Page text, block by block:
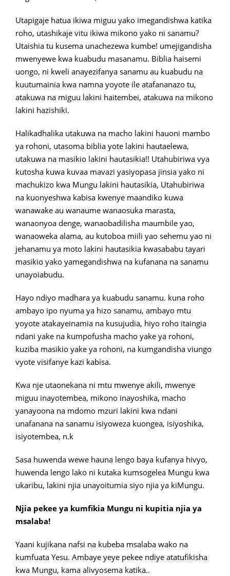
Utapigaje hatua ikiwa miguu yako imegandishwa katika
roho, utashikaje vitu ikiwa mikono yako ni sanamu?
Utaishia tu kusema unachezewa kumbe! umejigandisha
mwenyewe kwa kuabudu masanamu. Biblia haisemi
uongo, ni kweli anayezifanya sanamu au kuabudu na
kuutumainia kwa namna yoyote ile atafananazo tu,
atakuwa na miguu lakini haitembei, atakuwa na mikono
lakini hazishiki.
Halikadhalika utakuwa na macho lakini hauoni mambo
ya rohoni, utasoma biblia yote lakini hautaelewa,
utakuwa na masikio lakini hautasikia!! Utahubiriwa vya
kutosha kuwa kuvaa mavazi yasiyopasa jinsia yako ni
machukizo kwa Mungu lakini hautasikia, Utahubiriwa
na kuonyeshwa kabisa kwenye maandiko kuwa
wanawake au wanaume wanaosuka marasta,
wanaonyoa denge, wanaobadilisha maumbile yao,
wanaoweka alama, au kutoboa miili yao sehemu yao ni
jehanamu ya moto lakini hautasikia kwasababu tayari
masikio yako yamegandishwa na kufanana na sanamu
unayoiabudu.
Hayo ndiyo madhara ya kuabudu sanamu. kuna roho
ambayo ipo nyuma ya hizo sanamu, ambayo mtu
yoyote atakayeinamia na kusujudia, hiyo roho itaingia
ndani yake na kumpofusha macho yake ya rohoni,
kuziba masikio yake ya rohoni, na kumgandisha viungo
vyote visifanye kazi kabisa.
Kwa nje utaonekana ni mtu mwenye akili, mwenye
miguu inayotembea, mikono inayoshika, macho
yanayoona na mdomo mzuri lakini kwa ndani
unafanana na sanamu isiyoweza kuongea, isiyoshika,
isiyotembea, n.k
Sasa huwenda wewe hauna lengo baya kufanya hivyo,
huwenda lengo lako ni kutaka kumsogelea Mungu kwa
ukaribu, lakini njia unayoitumia siyo njia ya kiMungu.
Njia pekee ya kumfikia Mungu ni kupitia njia ya
msalaba!
Yaani kujikana nafsi na kubeba msalaba wako na
kumfuata Yesu. Ambaye yeye pekee ndiye atatufikisha
kwa Mungu, kama alivyosema katika..